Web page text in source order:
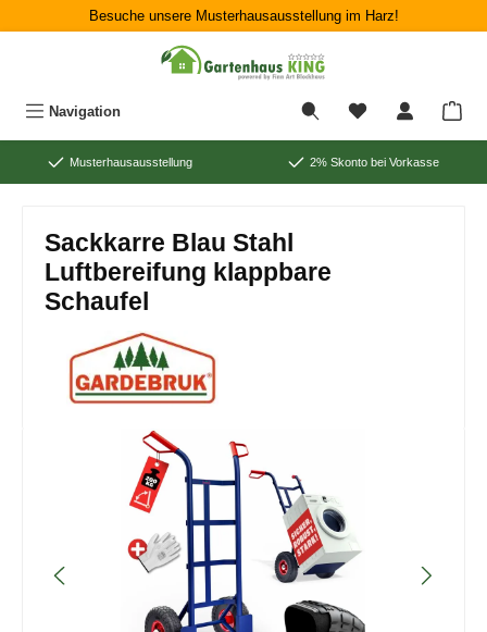
Zum Hauptinhalt springenBesuche unsere Musterhausausstellung im Harz!
Navigation
Musterhausausstellung 2% Skonto bei Vorkasse
Sackkarre Blau Stahl
Luftbereifung klappbare
Schaufel
Bildergalerie überspringen